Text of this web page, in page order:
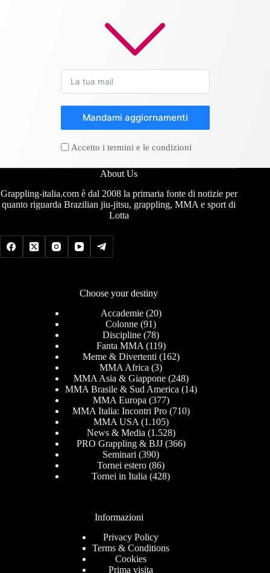
Mandami aggiornamenti
Accetto i termini e le condizioni
About Us
Grappling-italia.com è dal 2008 la primaria fonte di notizie per
quanto riguarda Brazilian jiu-jitsu, grappling, MMA e sport di
Lotta
Choose your destiny
Accademie(20)
Colonne (91)
Discipline (78)
Fanta MMA (119)
Meme & Divertenti (162)
MMA Africa (3)
MMA Asia & Giappone(248)
MMA Brasile & Sud America (14)
MMA Europa (377)
MMA Italia: Incontri Pro(710)
MMA USA (1.105)
News & Media (1.528)
PRO Grappling & BJJ(366)
Seminari (390)
Tornei estero (86)
Tornei in Italia (428)
Informazioni
Privacy Policy
Terms & Conditions
Cookies
Prima visita